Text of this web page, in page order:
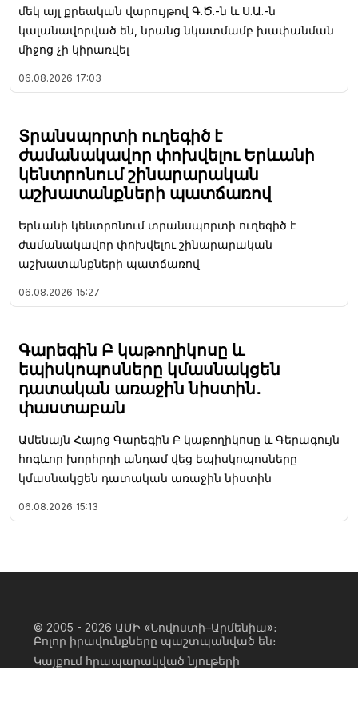
մեկ այլ քրեական վարույթով Գ.Ծ.-ն և Ս.Ա.-ն
կալանավորված են, նրանց նկատմամբ խափանման
միջոց չի կիրառվել
06.08.2026 17:03
Տրանսպորտի ուղեգիծ է
ժամանակավոր փոխվելու Երևանի
կենտրոնում շինարարական
աշխատանքների պատճառով
Երևանի կենտրոնում տրանսպորտի ուղեգիծ է
ժամանակավոր փոխվելու շինարարական
աշխատանքների պատճառով
06.08.2026 15:27
Գարեգին Բ կաթողիկոսը և
եպիսկոպոսները կմասնակցեն
դատական առաջին նիստին․
փաստաբան
Ամենայն Հայոց Գարեգին Բ կաթողիկոսը և Գերագույն
հոգևոր խորհրդի անդամ վեց եպիսկոպոսները
կմասնակցեն դատական առաջին նիստին
06.08.2026 15:13
© 2005 - 2026 ԱՄԻ «Նովոստի–Արմենիա»։
Բոլոր իրավունքները պաշտպանված են։
Կայքում հրապարակված նյութերի